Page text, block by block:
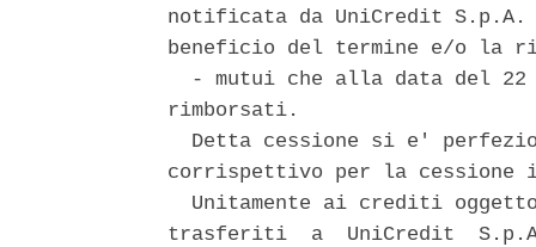
notificata da UniCredit
beneficio del termine e/o la
- mutui che alla data del
rimborsati.
Detta cessione si e'
corrispettivo per la cessione
Unitamente ai crediti
trasferiti  a  UniCredit